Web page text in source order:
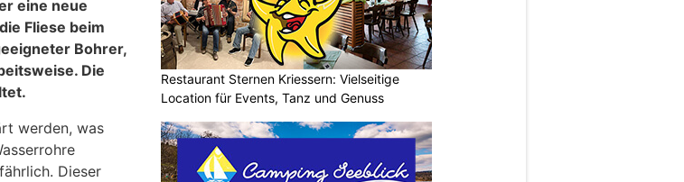
eine neue
Fliese beim
Bohrer,
Die
werden, was
Dieser
Restaurant Sternen Kriessern: Vielseitige
Location für Events, Tanz und Genuss